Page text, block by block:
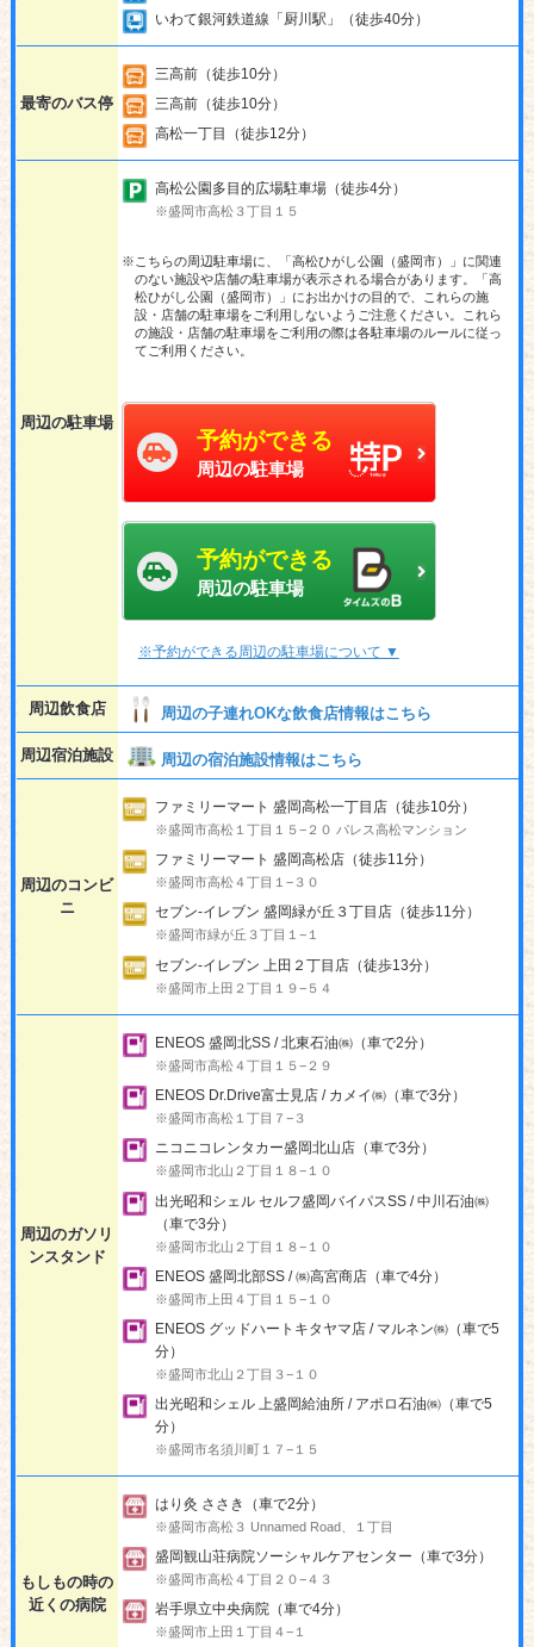
いわて銀河鉄道線「厨川駅」（徒歩40分）
最寄のバス停
三高前（徒歩10分）
三高前（徒歩10分）
高松一丁目（徒歩12分）
周辺の駐車場
高松公園多目的広場駐車場（徒歩4分）
※盛岡市高松３丁目１５
※こちらの周辺駐車場に、「高松ひがし公園（盛岡市）」に関連
のない施設や店舗の駐車場が表示される場合があります。「高
松ひがし公園（盛岡市）」にお出かけの目的で、これらの施
設・店舗の駐車場をご利用しないようご注意ください。これら
の施設・店舗の駐車場をご利用の際は各駐車場のルールに従っ
てご利用ください。
予約ができる
周辺の駐車場
予約ができる
周辺の駐車場
※予約ができる周辺の駐車場について ▼
周辺飲食店 周辺の子連れOKな飲食店情報はこちら
周辺宿泊施設 周辺の宿泊施設情報はこちら
周辺のコンビ
ニ
ファミリーマート 盛岡高松一丁目店（徒歩10分）
※盛岡市高松１丁目１５−２０ パレス高松マンション
ファミリーマート 盛岡高松店（徒歩11分）
※盛岡市高松４丁目１−３０
セブン-イレブン 盛岡緑が丘３丁目店（徒歩11分）
※盛岡市緑が丘３丁目１−１
セブン-イレブン 上田２丁目店（徒歩13分）
※盛岡市上田２丁目１９−５４
周辺のガソリ
ンスタンド
ENEOS 盛岡北SS / 北東石油㈱（車で2分）
※盛岡市高松４丁目１５−２９
ENEOS Dr.Drive富士見店 / カメイ㈱（車で3分）
※盛岡市高松１丁目７−３
ニコニコレンタカー盛岡北山店（車で3分）
※盛岡市北山２丁目１８−１０
出光昭和シェル セルフ盛岡バイパスSS / 中川石油㈱
（車で3分）
※盛岡市北山２丁目１８−１０
ENEOS 盛岡北部SS / ㈱高宮商店（車で4分）
※盛岡市上田４丁目１５−１０
ENEOS グッドハートキタヤマ店 / マルネン㈱（車で5
分）
※盛岡市北山２丁目３−１０
出光昭和シェル 上盛岡給油所 / アポロ石油㈱（車で5
分）
※盛岡市名須川町１７−１５
もしもの時の
近くの病院
はり灸 ささき（車で2分）
※盛岡市高松３ Unnamed Road、１丁目
盛岡観山荘病院ソーシャルケアセンター（車で3分）
※盛岡市高松４丁目２０−４３
岩手県立中央病院（車で4分）
※盛岡市上田１丁目４−１